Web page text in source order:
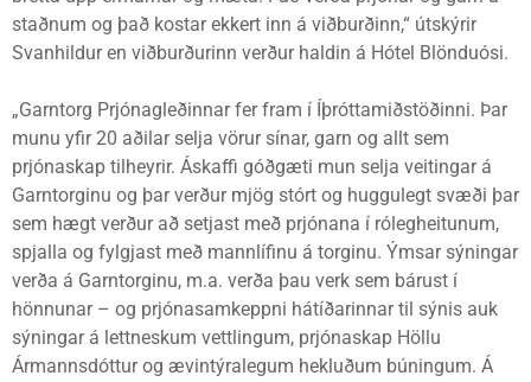
staðnum og það kostar ekkert inn á viðburðinn,“ útskýrir
Svanhildur en viðburðurinn verður haldin á Hótel Blönduósi.
„Garntorg Prjónagleðinnar fer fram í Íþróttamiðstöðinni. Þar
munu yfir 20 aðilar selja vörur sínar, garn og allt sem
prjónaskap tilheyrir. Áskaffi góðgæti mun selja veitingar á
Garntorginu og þar verður mjög stórt og huggulegt svæði þar
sem hægt verður að setjast með prjónana í rólegheitunum,
spjalla og fylgjast með mannlífinu á torginu. Ýmsar sýningar
verða á Garntorginu, m.a. verða þau verk sem bárust í
hönnunar – og prjónasamkeppni hátíðarinnar til sýnis auk
sýningar á lettneskum vettlingum, prjónaskap Höllu
Ármannsdóttur og ævintýralegum hekluðum búningum. Á